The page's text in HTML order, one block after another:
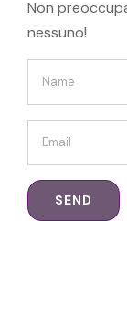
Non
nessuno!